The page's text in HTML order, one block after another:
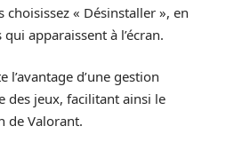
« Désinstaller », en
apparaissent à l’écran.
l’avantage d’une gestion
des jeux, facilitant ainsi le
de Valorant.